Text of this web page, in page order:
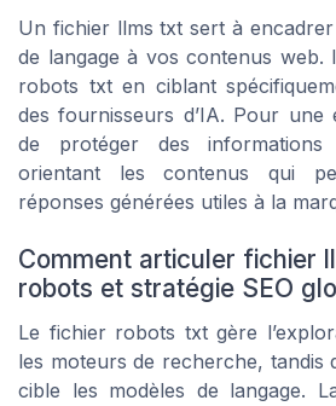
Un fichier llms txt sert à encadrer
de langage à vos contenus web.
robots txt en ciblant
des fournisseurs d’IA. Pour une
de protéger des
orientant les contenus qui
réponses générées utiles à la
Comment articuler fichier
robots et stratégie SEO
Le fichier robots txt gère
les moteurs de recherche, tandis
cible les modèles de langage.